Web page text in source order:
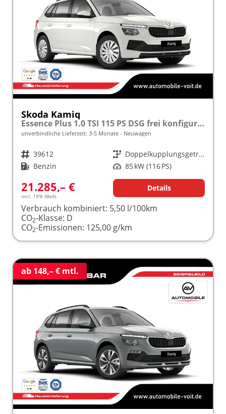
Skoda Kamiq
Essence Plus 1.0 TSI 115 PS DSG frei konfigurierbar!
unverbindliche Lieferzeit: 3-5 Monate Neuwagen
Fahrzeugnr. 39612 Getriebe
Doppelkupplungsgetriebe (DSG)
Kraftstoff Benzin Leistung 85 kW (116 PS)
21.285,– €
incl. 19% MwSt.
Details
Verbrauch kombiniert: 5,50 l/100km
CO2-Klasse: D
CO2-Emissionen: 125,00 g/km
ab 148,– € mtl.